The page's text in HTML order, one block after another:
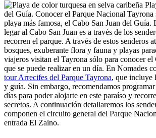
del Guía. Conocer el Parque Nacional Tayrona
playa más famosa, el Cabo San Juan del Guía.
legar al Cabo San Juan es a través de los
recorren el parque. A través de estos senderos
bosques, exuberante flora y fauna y playas
viajeros visitan el Tayrona sólo para conocer el
que se puede realizar en un día. En Nomades
tour Arrecifes del Parque Tayrona, que incluye
y guía. Sin embargo, recomendamos
días para poder alojarte en este paraíso y
secretos. A continuación detallaremos los
componen el circuito general del Parque
entrada El Zaino.